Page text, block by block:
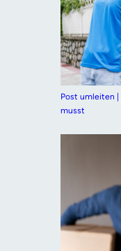
Post umleiten |
musst